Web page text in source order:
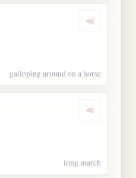
Dengarkan
galloping around on a horse
Dengarkan
long march